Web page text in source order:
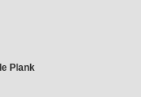
Plank